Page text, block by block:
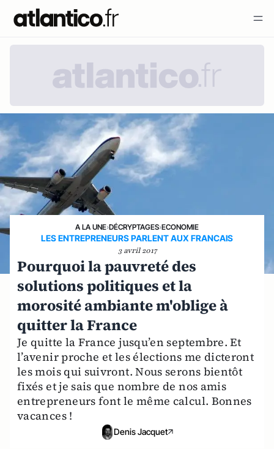
A LA UNE›DÉCRYPTAGES›ECONOMIE
LES ENTREPRENEURS PARLENT AUX FRANCAIS
3 avril 2017
Pourquoi la pauvreté des
solutions politiques et la
morosité ambiante m'oblige à
quitter la France
Je quitte la France jusqu’en septembre. Et
l’avenir proche et les élections me dicteront
les mois qui suivront. Nous serons bientôt
fixés et je sais que nombre de nos amis
entrepreneurs font le même calcul. Bonnes
vacances !
Denis Jacquet